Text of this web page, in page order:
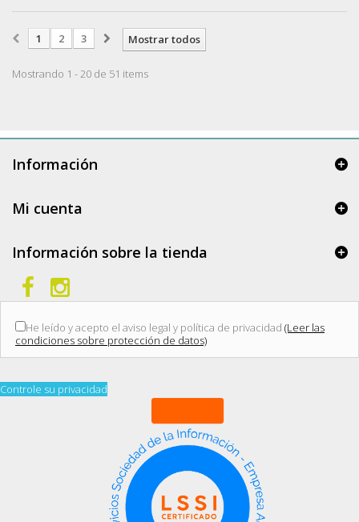
Mostrar todos
1 2 3
Mostrando 1 - 20 de 51 items
Información
Mi cuenta
Información sobre la tienda
He leído y acepto el aviso legal y política de privacidad (Leer las
condiciones sobre protección de datos)
Controle su privacidad